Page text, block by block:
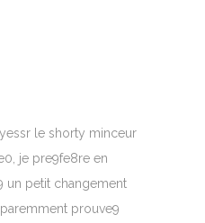
le shorty minceur
je pre9fe8re en
un petit changement
prouve9